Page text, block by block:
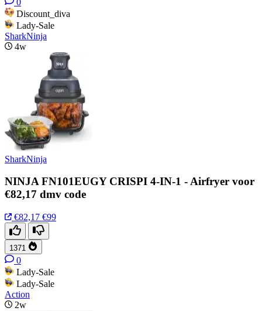
Discount_diva
Lady-Sale
SharkNinja
4w
SharkNinja
NINJA FN101EUGY CRISPI 4-IN-1 - Airfryer voor
€82,17 dmv code
€82,17 €99
1371
0
Lady-Sale
Lady-Sale
Action
2w